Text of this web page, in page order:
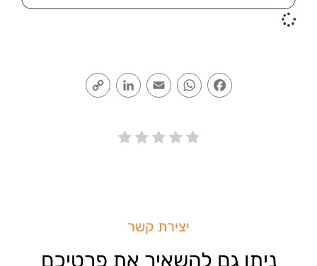
Facebook
WhatsApp
Email
LinkedIn
יצירת קשר
ניתן גם להשאיר את פרטיכם